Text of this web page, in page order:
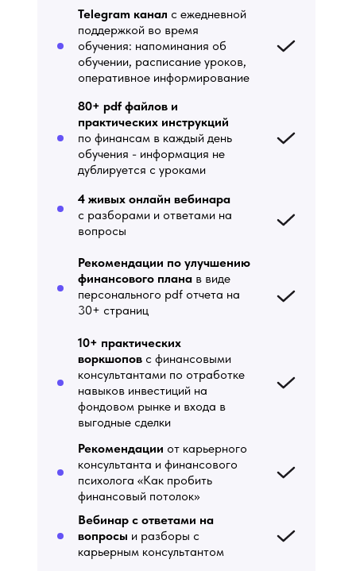
4 живых онлайн вебинара
с разборами и ответами на
вопросы
Telegram канал c ежедневной
поддержкой во время
обучения: напоминания об
обучении, расписание уроков,
оперативное информирование
80+ pdf файлов и
практических инструкций
по финансам в каждый день
обучения - информация не
дублируется с уроками
Рекомендации по улучшению
финансового плана в виде
персонального pdf отчета на
30+ страниц
Вебинар с ответами на
вопросы и разборы с
карьерным консультантом
10+ практических
воркшопов с финансовыми
консультантами по отработке
навыков инвестиций на
фондовом рынке и входа в
выгодные сделки
Рекомендации от карьерного
консультанта и финансового
психолога «Как пробить
финансовый потолок»